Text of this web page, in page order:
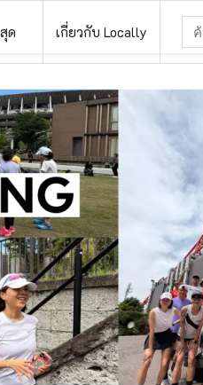
ด เกี่ยวกับ Locally